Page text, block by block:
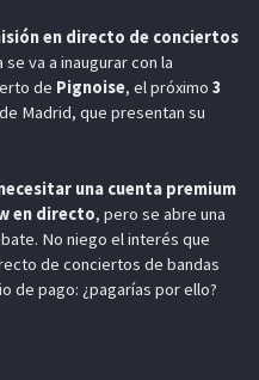
en directo de conciertos
va a inaugurar con la
de Pignoise, el próximo 3
Madrid, que presentan su
una cuenta premium
en directo, pero se abre una
No niego el interés que
de conciertos de bandas
de pago: ¿pagarías por ello?